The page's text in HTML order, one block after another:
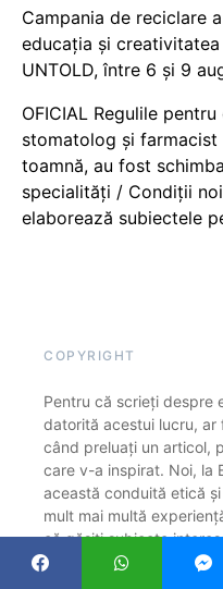
Campania de reciclare
educația și
UNTOLD, între 6 și 9
OFICIAL Regulile
stomatolog și
toamnă, au fost
specialități / Condiții
elaborează subiectele
COPYRIGHT
Pentru că scrieți despre
datorită acestui lucru,
când preluați un articol,
care v-a inspirat. Noi, la
această conduită etică
mult mai multă
că găsiți subiecte
siguri că înțelegeți